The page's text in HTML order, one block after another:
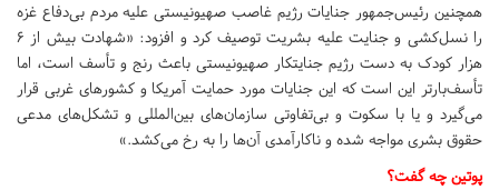
همچنین رئیس‌جمهور جنایات رژیم غاصب صهیونیستی علیه مردم بی‌دفاع غزه
را نسل‌کشی و جنایت علیه بشریت توصیف کرد و افزود: «شهادت بیش از ۶
هزار کودک به دست رژیم جنایتکار صهیونیستی باعث رنج و تأسف است، اما
تأسف‌بارتر این است که این جنایات مورد حمایت آمریکا و کشور‌های غربی قرار
می‌گیرد و یا با سکوت و بی‌تفاوتی سازمان‌های بین‌المللی و تشکل‌های مدعی
حقوق بشری مواجه شده و ناکارآمدی آن‌ها را به رخ می‌کشد.»
پوتین چه گفت؟